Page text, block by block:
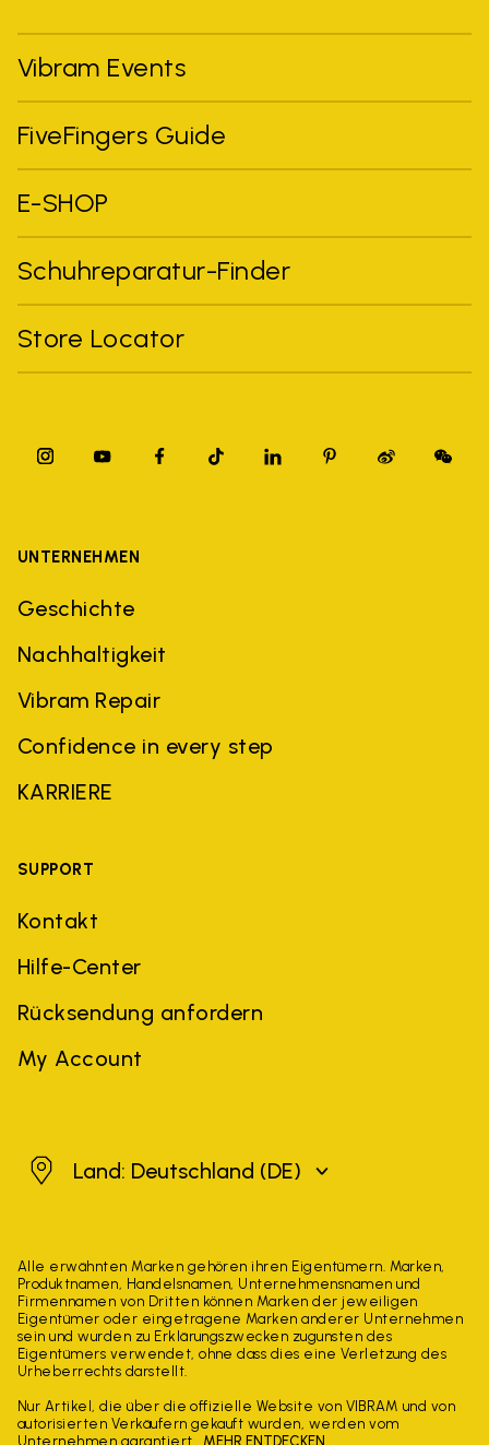
Vibram Events
FiveFingers Guide
E-SHOP
Schuhreparatur-Finder
Store Locator
UNTERNEHMEN
Geschichte
Nachhaltigkeit
Vibram Repair
Confidence in every step
KARRIERE
SUPPORT
Kontakt
Hilfe-Center
Rücksendung anfordern
My Account
Deutschland
Land: Deutschland (DE)
Alle erwähnten Marken gehören ihren Eigentümern. Marken,
Produktnamen, Handelsnamen, Unternehmensnamen und
Firmennamen von Dritten können Marken der jeweiligen
Eigentümer oder eingetragene Marken anderer Unternehmen
sein und wurden zu Erklärungszwecken zugunsten des
Eigentümers verwendet, ohne dass dies eine Verletzung des
Urheberrechts darstellt.
Nur Artikel, die über die offizielle Website von VIBRAM und von
autorisierten Verkäufern gekauft wurden, werden vom
Unternehmen garantiert. MEHR ENTDECKEN